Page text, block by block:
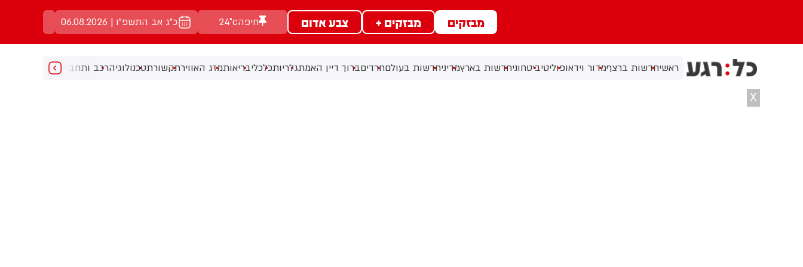
מבזקים מבזקים + צבע אדום חיפה24°c כ"ג אב התשפ"ו | 06.08.2026
ראשיחדשות ברצףמדור וידאופוליטיביטחוניחדשות בארץמדיניחדשות בעולםחרדיםברוך דיין האמתגלריותכלכליבריאותמזג האווירתקשורתטכנולוגיהרכב ותחבורהמעניין
X